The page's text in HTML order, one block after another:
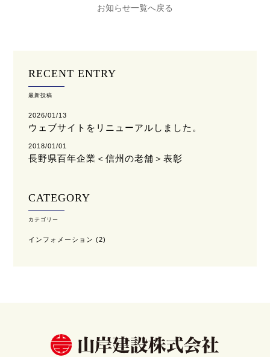
お知らせ一覧へ戻る
RECENT ENTRY
最新投稿
2026/01/13
ウェブサイトをリニューアルしました。
2018/01/01
長野県百年企業＜信州の老舗＞表彰
CATEGORY
カテゴリー
インフォメーション (2)